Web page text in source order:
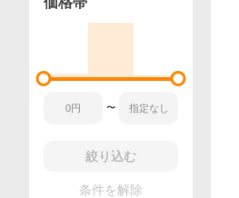
〜
絞り込む
条件を解除